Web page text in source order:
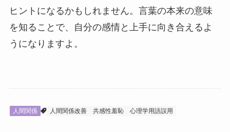
ヒントになるかもしれません。言葉の本来の意味
を知ることで、自分の感情と上手に向き合えるよ
うになりますよ。
人間関係 人間関係改善 共感性羞恥 心理学用語誤用